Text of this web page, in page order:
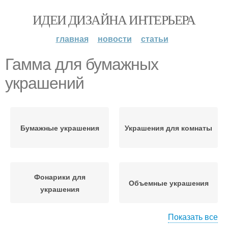
ИДЕИ ДИЗАЙНА ИНТЕРЬЕРА
главная новости статьи
Гамма для бумажных
украшений
Бумажные украшения Украшения для комнаты
Фонарики для
украшения
Объемные украшения
Показать все